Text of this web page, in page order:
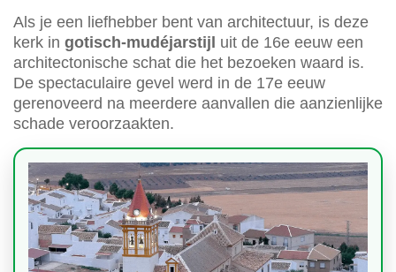
Als je een liefhebber bent van architectuur, is deze
kerk in gotisch-mudéjarstijl uit de 16e eeuw een
architectonische schat die het bezoeken waard is.
De spectaculaire gevel werd in de 17e eeuw
gerenoveerd na meerdere aanvallen die aanzienlijke
schade veroorzaakten.